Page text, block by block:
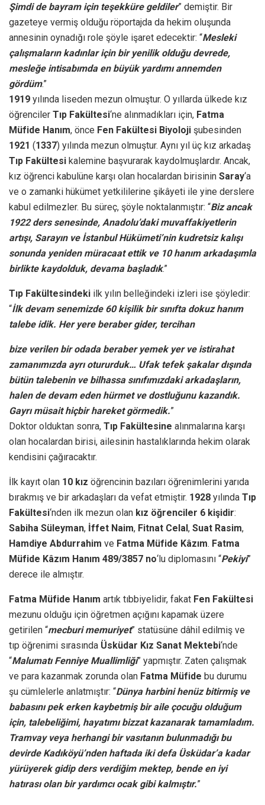
Şimdi de bayram için teşekküre geldiler” demiştir. Bir
gazeteye vermiş olduğu röportajda da hekim oluşunda
annesinin oynadığı role şöyle işaret edecektir: “Mesleki
çalışmaların kadınlar için bir yenilik olduğu devrede,
mesleğe intisabımda en büyük yardımı annemden
gördüm.”
1919 yılında liseden mezun olmuştur. O yıllarda ülkede kız
öğrenciler Tıp Fakültesi‘ne alınmadıkları için, Fatma
Müfide Hanım, önce Fen Fakültesi Biyoloji şubesinden
1921 (1337) yılında mezun olmuştur. Aynı yıl üç kız arkadaş
Tıp Fakültesi kalemine başvurarak kaydolmuşlardır. Ancak,
kız öğrenci kabulüne karşı olan hocalardan birisinin Saray‘a
ve o zamanki hükümet yetkililerine şikâyeti ile yine derslere
kabul edilmezler. Bu süreç, şöyle noktalanmıştır: “Biz ancak
1922 ders senesinde, Anadolu’daki muvaffakiyetlerin
artışı, Sarayın ve İstanbul Hükümeti’nin kudretsiz kalışı
sonunda yeniden müracaat ettik ve 10 hanım arkadaşımla
birlikte kaydolduk, devama başladık.”
Tıp Fakültesindeki ilk yılın belleğindeki izleri ise şöyledir:
“İlk devam senemizde 60 kişilik bir sınıfta dokuz hanım
talebe idik. Her yere beraber gider, tercihan
bize verilen bir odada beraber yemek yer ve istirahat
zamanımızda ayrı otururduk… Ufak tefek şakalar dışında
bütün talebenin ve bilhassa sınıfımızdaki arkadaşların,
halen de devam eden hürmet ve dostluğunu kazandık.
Gayrı müsait hiçbir hareket görmedik.”
Doktor olduktan sonra, Tıp Fakültesine alınmalarına karşı
olan hocalardan birisi, ailesinin hastalıklarında hekim olarak
kendisini çağıracaktır.
İlk kayıt olan 10 kız öğrencinin bazıları öğrenimlerini yarıda
bırakmış ve bir arkadaşları da vefat etmiştir. 1928 yılında Tıp
Fakültesi‘nden ilk mezun olan kız öğrenciler 6 kişidir:
Sabiha Süleyman, İffet Naim, Fitnat Celal, Suat Rasim,
Hamdiye Abdurrahim ve Fatma Müfide Kâzım. Fatma
Müfide Kâzım Hanım 489/3857 no‘lu diplomasını “Pekiyi”
derece ile almıştır.
Fatma Müfide Hanım artık tıbbiyelidir, fakat Fen Fakültesi
mezunu olduğu için öğretmen açığını kapamak üzere
getirilen “mecburi memuriyet” statüsüne dâhil edilmiş ve
tıp öğrenimi sırasında Üsküdar Kız Sanat Mektebi‘nde
“Malumatı Fenniye Muallimliği” yapmıştır. Zaten çalışmak
ve para kazanmak zorunda olan Fatma Müfide bu durumu
şu cümlelerle anlatmıştır: “Dünya harbini henüz bitirmiş ve
babasını pek erken kaybetmiş bir aile çocuğu olduğum
için, talebeliğimi, hayatımı bizzat kazanarak tamamladım.
Tramvay veya herhangi bir vasıtanın bulunmadığı bu
devirde Kadıköyü’nden haftada iki defa Üsküdar’a kadar
yürüyerek gidip ders verdiğim mektep, bende en iyi
hatırası olan bir yardımcı ocak gibi kalmıştır.”